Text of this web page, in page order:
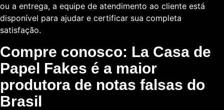
ou a entrega, a equipe de atendimento ao cliente está
disponível para ajudar e certificar sua completa
satisfação.
Compre conosco: La Casa de
Papel Fakes é a maior
produtora de notas falsas do
Brasil